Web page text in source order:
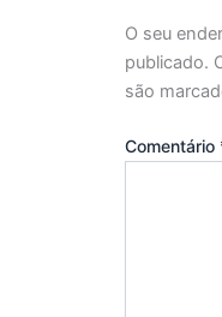
O seu
publicado.
são
Comentário